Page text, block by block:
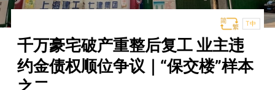
T中
千万豪宅破产重整后复工 业主违
约金债权顺位争议｜“保交楼”样本